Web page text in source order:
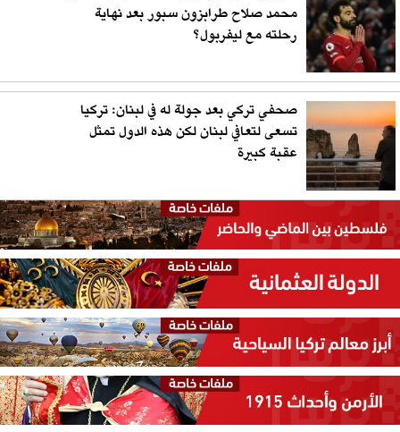
محمد صلاح طرابزون سبور بعد نهاية
رحلته مع ليفربول؟
صحفي تركي بعد جولة له في لبنان: تركيا
تسعى لتعافي لبنان لكن هذه الدول تمثل
عقبة كبيرة